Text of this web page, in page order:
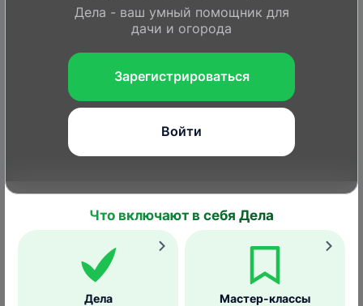
Войти или Зарегистрироваться
Вопросы Статьи Справка
Дела - ваш умный помощник для
дачи и огорода
Зарегистрироваться
Войти
Что включают в себя Дела
Дела Мастер-классы